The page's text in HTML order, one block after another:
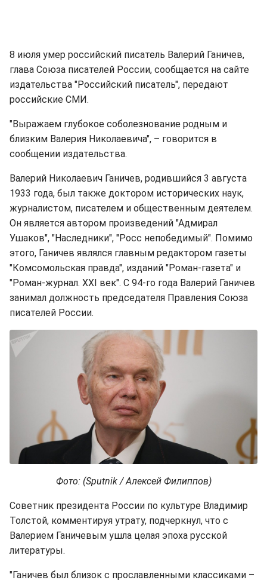
8 июля умер российский писатель Валерий Ганичев,
глава Союза писателей России, сообщается на сайте
издательства "Российский писатель", передают
российские СМИ.
"Выражаем глубокое соболезнование родным и
близким Валерия Николаевича", – говорится в
сообщении издательства.
Валерий Николаевич Ганичев, родившийся 3 августа
1933 года, был также доктором исторических наук,
журналистом, писателем и общественным деятелем.
Он является автором произведений "Адмирал
Ушаков", "Наследники", "Росс непобедимый". Помимо
этого, Ганичев являлся главным редактором газеты
"Комсомольская правда", изданий "Роман-газета" и
"Роман-журнал. XXI век". С 94-го года Валерий Ганичев
занимал должность председателя Правления Союза
писателей России.
Фото: (Sputnik / Алексей Филиппов)
Советник президента России по культуре Владимир
Толстой, комментируя утрату, подчеркнул, что с
Валерием Ганичевым ушла целая эпоха русской
литературы.
"Ганичев был близок с прославленными классиками –